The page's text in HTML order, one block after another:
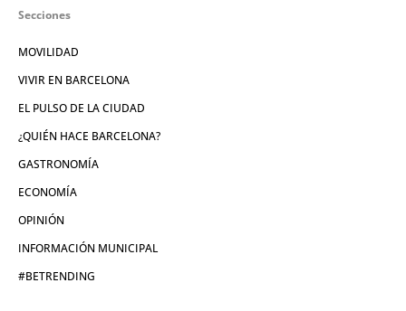
Secciones
MOVILIDAD
VIVIR EN BARCELONA
EL PULSO DE LA CIUDAD
¿QUIÉN HACE BARCELONA?
GASTRONOMÍA
ECONOMÍA
OPINIÓN
INFORMACIÓN MUNICIPAL
#BETRENDING